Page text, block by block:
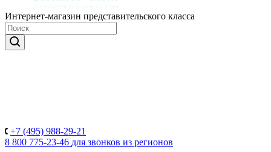
Интернет-магазин представительского класса
+7 (495) 988-29-21
8 800 775-23-46 для звонков из регионов